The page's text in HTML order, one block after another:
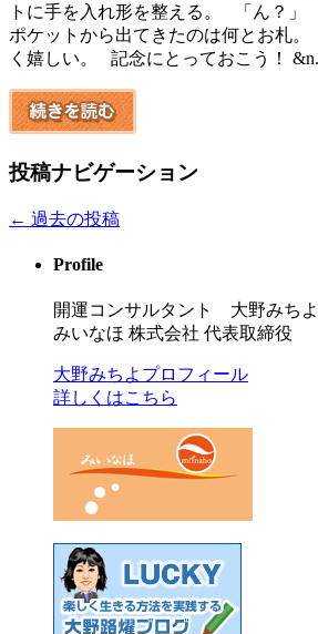
トに手を入れ形を整える。 「ん？」
ポケットから出てきたのは何とお札
く嬉しい。 記念にとっておこう！
投稿ナビゲーション
← 過去の投稿
Profile
開運コンサルタント 大野みちよ
みいなほ 株式会社 代表取締役
大野みちよプロフィール
詳しくはこちら